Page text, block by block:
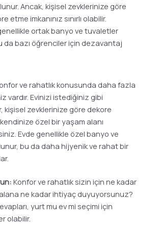
Ancak, kişisel zevklerinize göre
etme imkanınız sınırlı olabilir.
ortak banyo ve tuvaletler
da bazı öğrenciler için dezavantaj
ve rahatlık konusunda daha fazla
vardır. Evinizi istediğiniz gibi
kişisel zevklerinize göre dekore
özel bir yaşam alanı
Evde genellikle özel banyo ve
bu da daha hijyenik ve rahat bir
Konfor ve rahatlık sizin için ne kadar
ne kadar ihtiyaç duyuyorsunuz?
yurt mu ev mi seçimi için
olabilir.